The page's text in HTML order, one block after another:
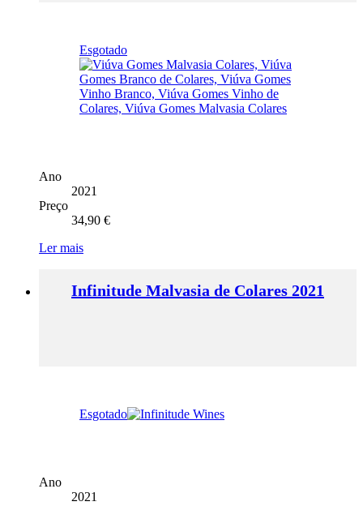
Esgotado
Ano
2021
Preço
34,90 €
Ler mais
Infinitude Malvasia de Colares 2021
Esgotado
Ano
2021